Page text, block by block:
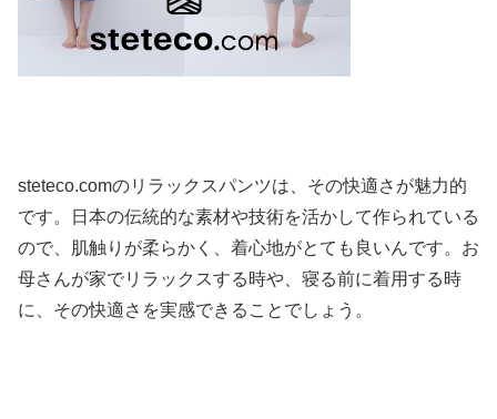
steteco.comのリラックスパンツは、その快適さが魅力的
です。日本の伝統的な素材や技術を活かして作られている
ので、肌触りが柔らかく、着心地がとても良いんです。お
母さんが家でリラックスする時や、寝る前に着用する時
に、その快適さを実感できることでしょう。